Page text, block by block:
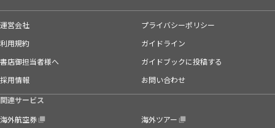
運営会社
プライバシーポリシー
利用規約
ガイドライン
書店御担当者様へ
ガイドブックに投稿する
採用情報
お問い合わせ
関連サービス
海外航空券
海外ツアー